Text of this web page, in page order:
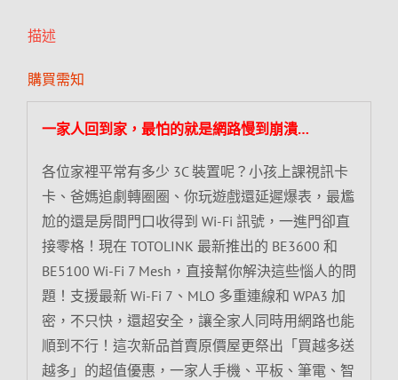
描述
購買需知
一家人回到家，最怕的就是網路慢到崩潰…
各位家裡平常有多少 3C 裝置呢？小孩上課視訊卡
卡、爸媽追劇轉圈圈、你玩遊戲還延遲爆表，最尷
尬的還是房間門口收得到 Wi-Fi 訊號，一進門卻直
接零格！現在 TOTOLINK 最新推出的 BE3600 和
BE5100 Wi-Fi 7 Mesh，直接幫你解決這些惱人的問
題！支援最新 Wi-Fi 7、MLO 多重連線和 WPA3 加
密，不只快，還超安全，讓全家人同時用網路也能
順到不行！這次新品首賣原價屋更祭出「買越多送
越多」的超值優惠，一家人手機、平板、筆電、智